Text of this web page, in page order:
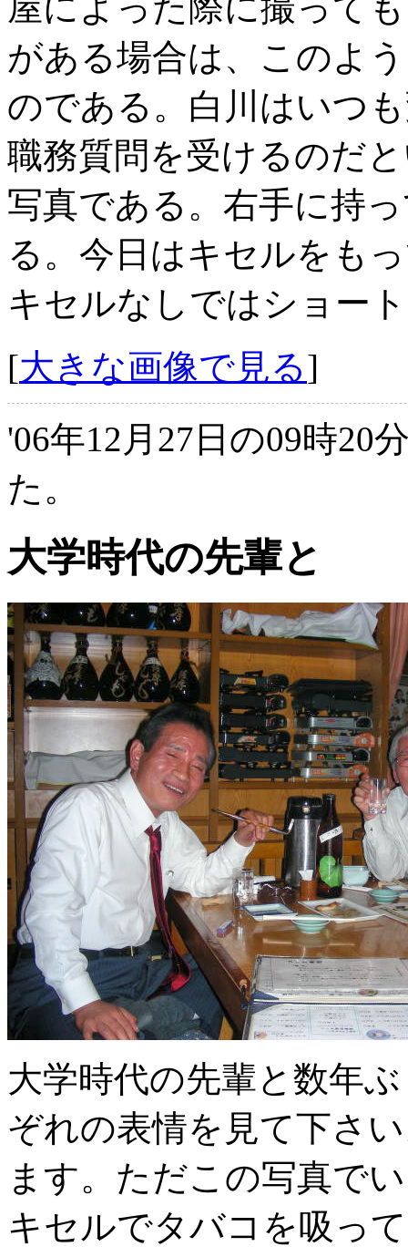
がある場合は、このよ
のである。白川はいつ
職務質問を受けるのだ
写真である。右手に持
る。今日はキセルをも
キセルなしではショー
[大きな画像で見る]
'06年12月27日の09時20
た。
大学時代の先輩と
大学時代の先輩と数年
ぞれの表情を見て下さ
ます。ただこの写真で
キセルでタバコを吸っ